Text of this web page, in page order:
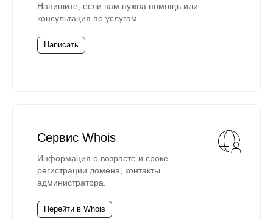
Напишите, если вам нужна помощь или
консультация по услугам.
Написать
Сервис Whois
Информация о возрасте и сроке
регистрации домена, контакты
администратора.
Перейти в Whois